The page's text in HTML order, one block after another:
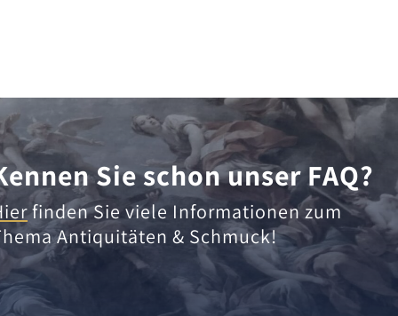
Sie schon unser FAQ?
finden Sie viele Informationen zum
Antiquitäten & Schmuck!